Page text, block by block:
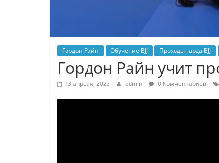
Гордон Райн Обучение BJJ Проходы гарда BJJ
Гордон Райн учит
13 апреля, 2023 admin 0 Комментариев